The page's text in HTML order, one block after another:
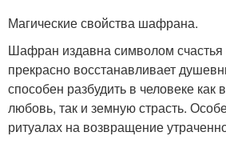
Магические свойства шафрана.
Шафран издавна символом счастья
прекрасно восстанавливает
способен разбудить в человеке
любовь, так и земную страсть.
ритуалах на возвращение